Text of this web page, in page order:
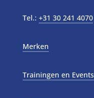
Tel.: +31 30 241 4070
Merken
Trainingen en Events